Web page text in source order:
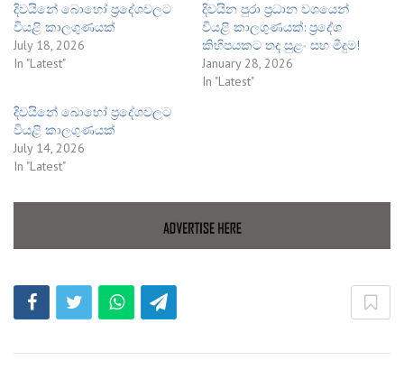
දිවයිනේ බොහෝ ප්‍රදේශවලට
වියළි කාලගුණයක්
July 18, 2026
In "Latest"
දිවයින පුරා ප්‍රධාන වශයෙන්
වියළි කාලගුණයක්: ප්‍රදේශ
කිහිපයකට තද සුළං සහ මීදුම!
January 28, 2026
In "Latest"
දිවයිනේ බොහෝ ප්‍රදේශවලට
වියළි කාලගුණයක්
July 14, 2026
In "Latest"